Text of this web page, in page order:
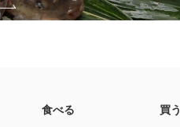
食べる 買う